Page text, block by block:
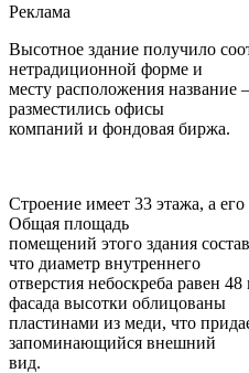
Реклама
Высотное здание получило
нетрадиционной форме и
месту расположения
разместились офисы
компаний и фондовая биржа.
Строение имеет 33 этажа, а
Общая площадь
помещений этого здания
что диаметр внутреннего
отверстия небоскреба равен
фасада высотки облицованы
пластинами из меди, что
запоминающийся внешний
вид.